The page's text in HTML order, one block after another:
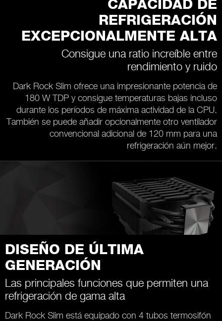
CAPACIDAD DE
REFRIGERACIÓN
EXCEPCIONALMENTE ALTA
Consigue una ratio increíble entre
rendimiento y ruido
Dark Rock Slim ofrece una impresionante potencia de
180 W TDP y consigue temperaturas bajas incluso
durante los períodos de máxima actividad de la CPU.
También se puede añadir opcionalmente otro ventilador
convencional adicional de 120 mm para una
refrigeración aún mejor.
DISEÑO DE ÚLTIMA
GENERACIÓN
Las principales funciones que permiten una
refrigeración de gama alta
Dark Rock Slim está equipado con 4 tubos termosifón